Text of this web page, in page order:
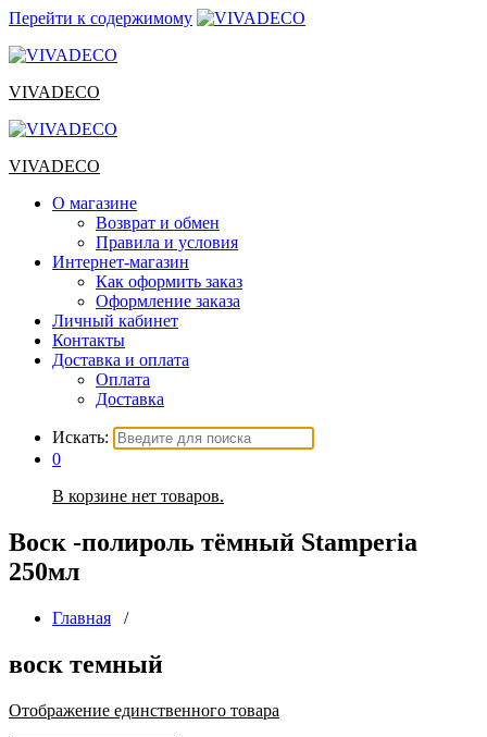
Перейти к содержимому
VIVADECO
VIVADECO
О магазине
Возврат и обмен
Правила и условия
Интернет-магазин
Как оформить заказ
Оформление заказа
Личный кабинет
Контакты
Доставка и оплата
Оплата
Доставка
Искать:
0
В корзине нет товаров.
Воск -полироль тёмный Stamperia
250мл
Главная /
воск темный
Отображение единственного товара